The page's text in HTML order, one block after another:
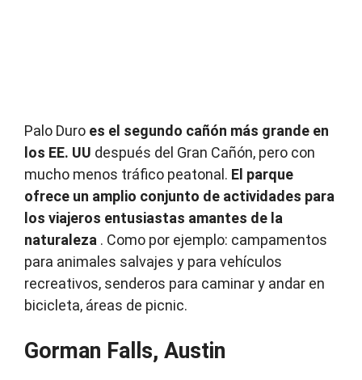
Palo Duro es el segundo cañón más grande en
los EE. UU después del Gran Cañón, pero con
mucho menos tráfico peatonal. El parque
ofrece un amplio conjunto de actividades para
los viajeros entusiastas amantes de la
naturaleza . Como por ejemplo: campamentos
para animales salvajes y para vehículos
recreativos, senderos para caminar y andar en
bicicleta, áreas de picnic.
Gorman Falls, Austin